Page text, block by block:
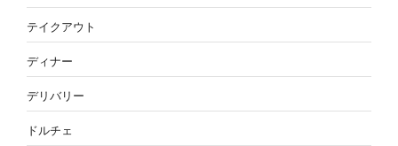
テイクアウト
ディナー
デリバリー
ドルチェ